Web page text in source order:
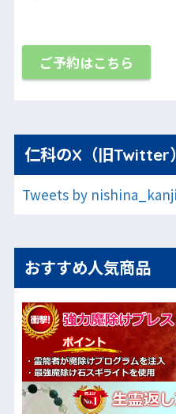
ご予約はこちら
仁科のX（旧Twitter）
Tweets by
おすすめ人気商品